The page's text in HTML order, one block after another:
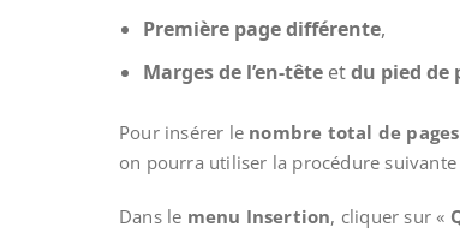
Première page différente,
Marges de l’en-tête etdu pied de
Pour insérer le nombre total de pages
on pourra utiliser la procédure suivante
Dans le menu Insertion, cliquer sur «